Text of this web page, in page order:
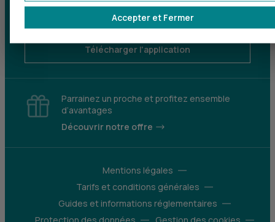
Sourds et
Télécharger l'application
Parrainez un proche et profitez ensemble
d’avantages
Découvrir notre offre
Mentions légales
Tarifs et conditions générales
Guides et informations réglementaires
Accepter et Fermer